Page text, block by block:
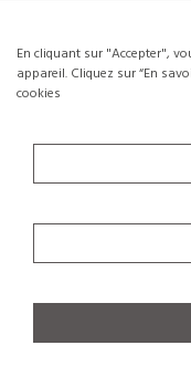
En cliquant sur "Accepter",
appareil. Cliquez sur “En
cookies
La création d’un compte a